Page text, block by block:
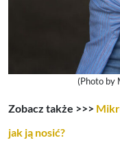
(Photo by
Zobacz także >>>
jak ją nosić?